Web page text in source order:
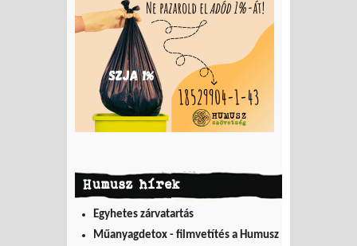
to PET
Humusz hírek
Egyhetes zárvatartás
Műanyagdetox - filmvetítés a Humusz